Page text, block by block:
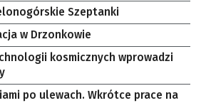
Szeptanki
w Drzonkowie
kosmicznych wprowadzi
po ulewach. Wkrótce prace na